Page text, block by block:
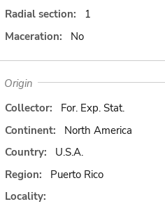
Radial section:
1
Maceration:
No
Origin
Collector:
For. Exp. Stat.
Continent:
North America
Country:
U.S.A.
Region:
Puerto Rico
Locality: